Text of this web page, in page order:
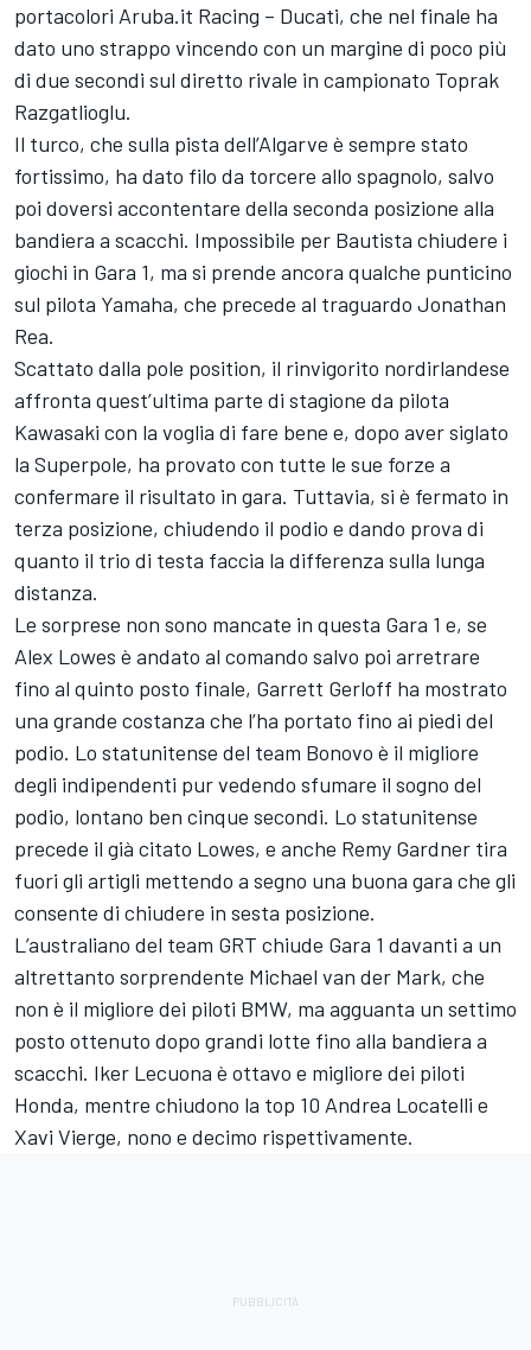
portacolori Aruba.it Racing – Ducati, che nel finale ha
dato uno strappo vincendo con un margine di poco più
di due secondi sul diretto rivale in campionato Toprak
Razgatlioglu.
Il turco, che sulla pista dell’Algarve è sempre stato
fortissimo, ha dato filo da torcere allo spagnolo, salvo
poi doversi accontentare della seconda posizione alla
bandiera a scacchi. Impossibile per Bautista chiudere i
giochi in Gara 1, ma si prende ancora qualche punticino
sul pilota Yamaha, che precede al traguardo Jonathan
Rea.
Scattato dalla pole position, il rinvigorito nordirlandese
affronta quest’ultima parte di stagione da pilota
Kawasaki con la voglia di fare bene e, dopo aver siglato
la Superpole, ha provato con tutte le sue forze a
confermare il risultato in gara. Tuttavia, si è fermato in
terza posizione, chiudendo il podio e dando prova di
quanto il trio di testa faccia la differenza sulla lunga
distanza.
Le sorprese non sono mancate in questa Gara 1 e, se
Alex Lowes è andato al comando salvo poi arretrare
fino al quinto posto finale, Garrett Gerloff ha mostrato
una grande costanza che l’ha portato fino ai piedi del
podio. Lo statunitense del team Bonovo è il migliore
degli indipendenti pur vedendo sfumare il sogno del
podio, lontano ben cinque secondi. Lo statunitense
precede il già citato Lowes, e anche Remy Gardner tira
fuori gli artigli mettendo a segno una buona gara che gli
consente di chiudere in sesta posizione.
L’australiano del team GRT chiude Gara 1 davanti a un
altrettanto sorprendente Michael van der Mark, che
non è il migliore dei piloti BMW, ma agguanta un settimo
posto ottenuto dopo grandi lotte fino alla bandiera a
scacchi. Iker Lecuona è ottavo e migliore dei piloti
Honda, mentre chiudono la top 10 Andrea Locatelli e
Xavi Vierge, nono e decimo rispettivamente.